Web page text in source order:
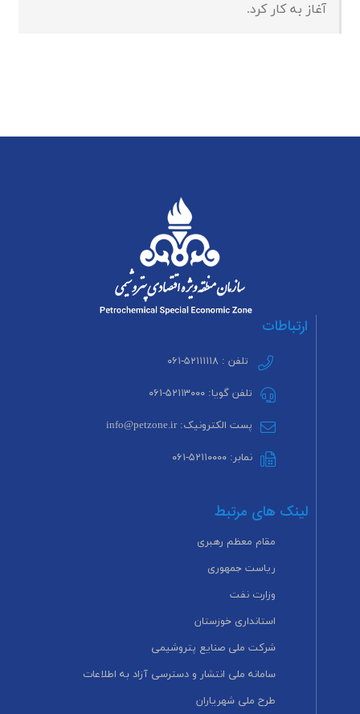
آغاز به کار کرد.
ارتباطات
تلفن : ۵۲۱۱۱۱۱۸-۰۶۱
تلفن گویا: ۵۲۱۱۳۰۰۰-۰۶۱
پست الکترونیک: info@petzone.ir
نمابر: ۵۲۱۱۰۰۰۰-۰۶۱
لینک های مرتبط
مقام معظم رهبری
ریاست جمهوری
وزارت نفت
استانداری خوزستان
شرکت ملی صنایع پتروشیمی
سامانه ملی انتشار و دسترسی آزاد به اطلاعات
طرح ملی شهریاران